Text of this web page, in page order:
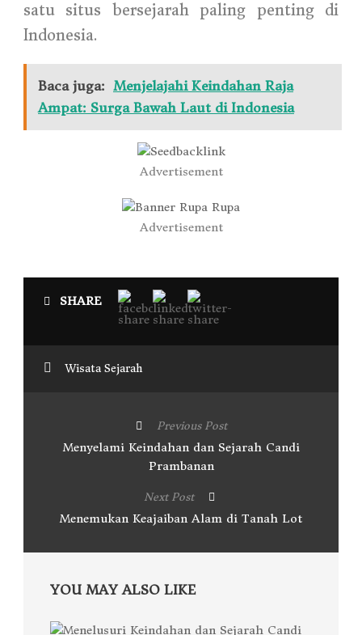
satu situs bersejarah paling penting di
Indonesia.
Baca juga: Menjelajahi Keindahan Raja
Ampat: Surga Bawah Laut di Indonesia
Advertisement
Advertisement
SHARE
Wisata Sejarah
Previous Post
Menyelami Keindahan dan Sejarah Candi
Prambanan
Next Post
Menemukan Keajaiban Alam di Tanah Lot
YOU MAY ALSO LIKE